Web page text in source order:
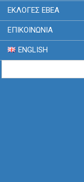
ΕΚΛΟΓΈΣ ΕΒΕΑ
ΕΠΙΚΟΙΝΩΝΙΑ
ENGLISH
Search